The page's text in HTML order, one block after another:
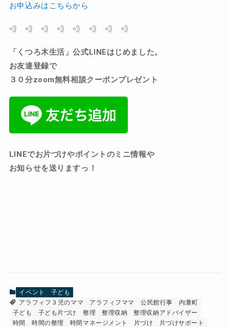
お申込みはこちらから
💨 💨 💨 💨 💨 💨 💨 💨
「くつろ木生活」公式 LINEはじめました。
お友達登録で
３０分zoom無料相談クーポンプレゼント
LINEでお片づけやポイントのミニ情報や
お知らせを送りますっ！
イベント
子ども
アラフィフ３児のママ
アラフィフママ 公民館行事
内灘町
子ども
子ども片づけ 整理 整理収納
整理収納アドバイザー
時間
時間の整理 時間マネージメント 片づけ
片づけサポート